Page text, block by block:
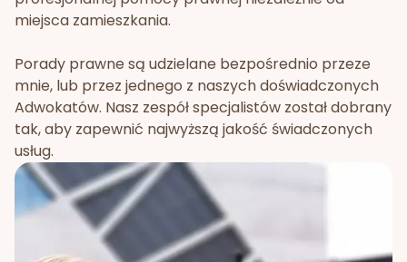
miejsca zamieszkania.
Porady prawne są udzielane bezpośrednio przeze
mnie, lub przez jednego z naszych doświadczonych
Adwokatów. Nasz zespół specjalistów został dobrany
tak, aby zapewnić najwyższą jakość świadczonych
usług.